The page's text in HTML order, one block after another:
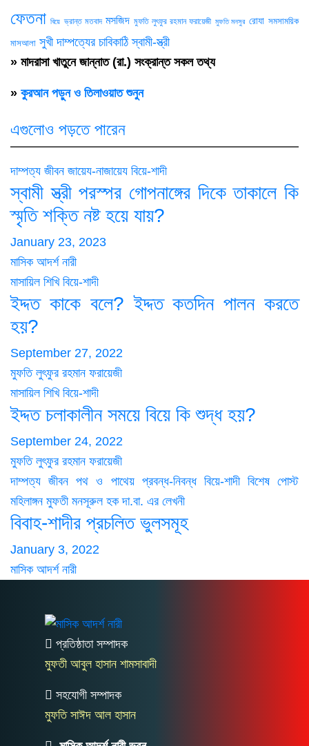
ফেতনা বিয়ে ভ্রান্ত মতবাদ মসজিদ মুফতি লুৎফুর রহমান ফরায়েজী মুফতি মনসুর রোযা সমসাময়িক
মাসআলা সুখী দাম্পত্যের চাবিকাঠি স্বামী-স্ত্রী
» মাদরাসা খাতুনে জান্নাত (রা.) সংক্রান্ত সকল তথ্য
» কুরআন পড়ুন ও তিলাওয়াত শুনুন
এগুলোও পড়তে পারেন
দাম্পত্য জীবন জায়েয-নাজায়েয বিয়ে-শাদী
স্বামী স্ত্রী পরস্পর গোপনাঙ্গের দিকে তাকালে কি
স্মৃতি শক্তি নষ্ট হয়ে যায়?
January 23, 2023
মাসিক আদর্শ নারী
মাসায়িল শিখি বিয়ে-শাদী
ইদ্দত কাকে বলে? ইদ্দত কতদিন পালন করতে
হয়?
September 27, 2022
মুফতি লুৎফুর রহমান ফরায়েজী
মাসায়িল শিখি বিয়ে-শাদী
ইদ্দত চলাকালীন সময়ে বিয়ে কি শুদ্ধ হয়?
September 24, 2022
মুফতি লুৎফুর রহমান ফরায়েজী
দাম্পত্য জীবন পথ ও পাথেয় প্রবন্ধ-নিবন্ধ বিয়ে-শাদী বিশেষ পোস্ট
মহিলাঙ্গন মুফতী মনসূরুল হক দা.বা. এর লেখনী
বিবাহ-শাদীর প্রচলিত ভুলসমূহ
January 3, 2022
মাসিক আদর্শ নারী
প্রতিষ্ঠাতা সম্পাদক
মুফতী আবুল হাসান শামসাবাদী
সহযোগী সম্পাদক
মুফতি সাঈদ আল হাসান